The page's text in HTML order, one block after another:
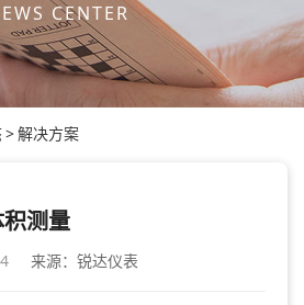
CENTER
>解决方案
测量
来源：锐达仪表